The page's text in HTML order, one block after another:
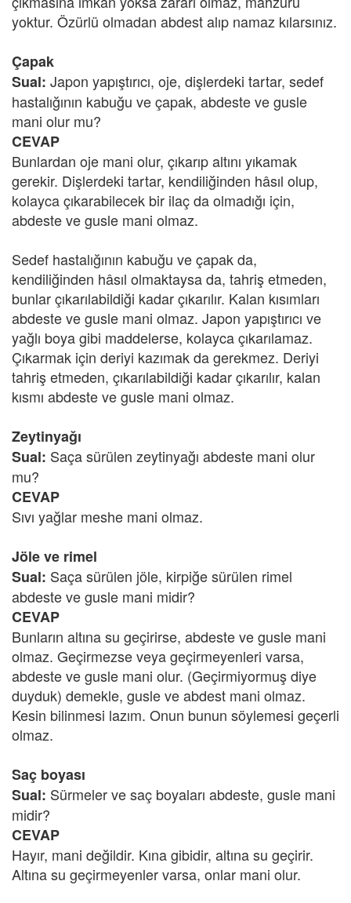
yoktur. Özürlü olmadan abdest alıp namaz kılarsınız.
Çapak
Sual: Japon yapıştırıcı, oje, dişlerdeki tartar, sedef
hastalığının kabuğu ve çapak, abdeste ve gusle
mani olur mu?
CEVAP
Bunlardan oje mani olur, çıkarıp altını yıkamak
gerekir. Dişlerdeki tartar, kendiliğinden hâsıl olup,
kolayca çıkarabilecek bir ilaç da olmadığı için,
abdeste ve gusle mani olmaz.
Sedef hastalığının kabuğu ve çapak da,
kendiliğinden hâsıl olmaktaysa da, tahriş etmeden,
bunlar çıkarılabildiği kadar çıkarılır. Kalan kısımları
abdeste ve gusle mani olmaz. Japon yapıştırıcı ve
yağlı boya gibi maddelerse, kolayca çıkarılamaz.
Çıkarmak için deriyi kazımak da gerekmez. Deriyi
tahriş etmeden, çıkarılabildiği kadar çıkarılır, kalan
kısmı abdeste ve gusle mani olmaz.
Zeytinyağı
Sual: Saça sürülen zeytinyağı abdeste mani olur
mu?
CEVAP
Sıvı yağlar meshe mani olmaz.
Jöle ve rimel
Sual: Saça sürülen jöle, kirpiğe sürülen rimel
abdeste ve gusle mani midir?
CEVAP
Bunların altına su geçirirse, abdeste ve gusle mani
olmaz. Geçirmezse veya geçirmeyenleri varsa,
abdeste ve gusle mani olur. (Geçirmiyormuş diye
duyduk) demekle, gusle ve abdest mani olmaz.
Kesin bilinmesi lazım. Onun bunun söylemesi geçerli
olmaz.
Saç boyası
Sual: Sürmeler ve saç boyaları abdeste, gusle mani
midir?
CEVAP
Hayır, mani değildir. Kına gibidir, altına su geçirir.
Altına su geçirmeyenler varsa, onlar mani olur.